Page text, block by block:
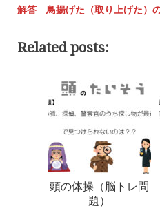
解答 鳥揚げた（取り上げた）
Related posts:
頭の体操（脳トレ問
題）